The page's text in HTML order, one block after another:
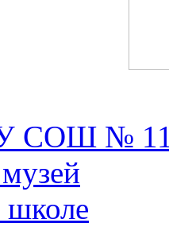
СОШ №
школе